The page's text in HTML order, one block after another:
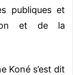
publiques et
et de la
Koné s’est dit